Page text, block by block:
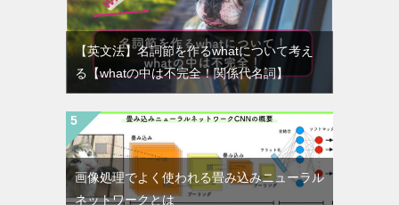
【英文法】名詞節を作るwhatについて考え
る【whatの中は不完全！関係代名詞】
画像処理でよく使われる畳み込みニューラル
ネットワークとは